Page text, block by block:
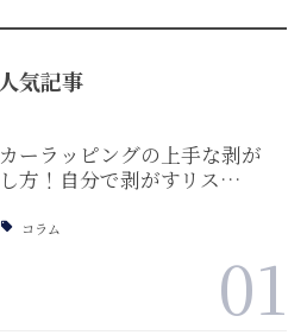
人気記事
カーラッピングの上手な剥が
し方！自分で剥がすリス…
コラム
01